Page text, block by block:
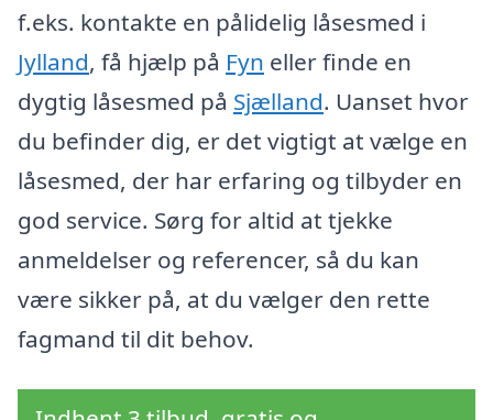
f.eks. kontakte en pålidelig låsesmed i
Jylland, få hjælp på Fyn eller finde en
dygtig låsesmed på Sjælland. Uanset hvor
du befinder dig, er det vigtigt at vælge en
låsesmed, der har erfaring og tilbyder en
god service. Sørg for altid at tjekke
anmeldelser og referencer, så du kan
være sikker på, at du vælger den rette
fagmand til dit behov.